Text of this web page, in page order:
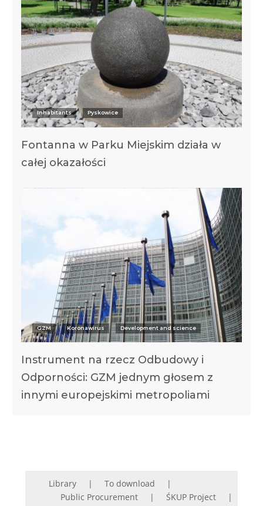
Inhabitants Pyskowice
Fontanna w Parku Miejskim działa w
całej okazałości
GZM Koronawirus Development and science
Instrument na rzecz Odbudowy i
Odporności: GZM jednym głosem z
innymi europejskimi metropoliami
Library
To download
Public Procurement
ŚKUP Project